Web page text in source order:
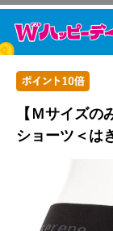
【Ｍサイズ
ショーツ＜は